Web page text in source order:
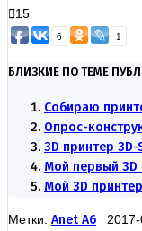
15
6 1
БЛИЗКИЕ ПО ТЕМЕ
Собираю
Опрос-
3D принтер 3D-
Мой первый 3D
Мой 3D
Метки: Anet A6